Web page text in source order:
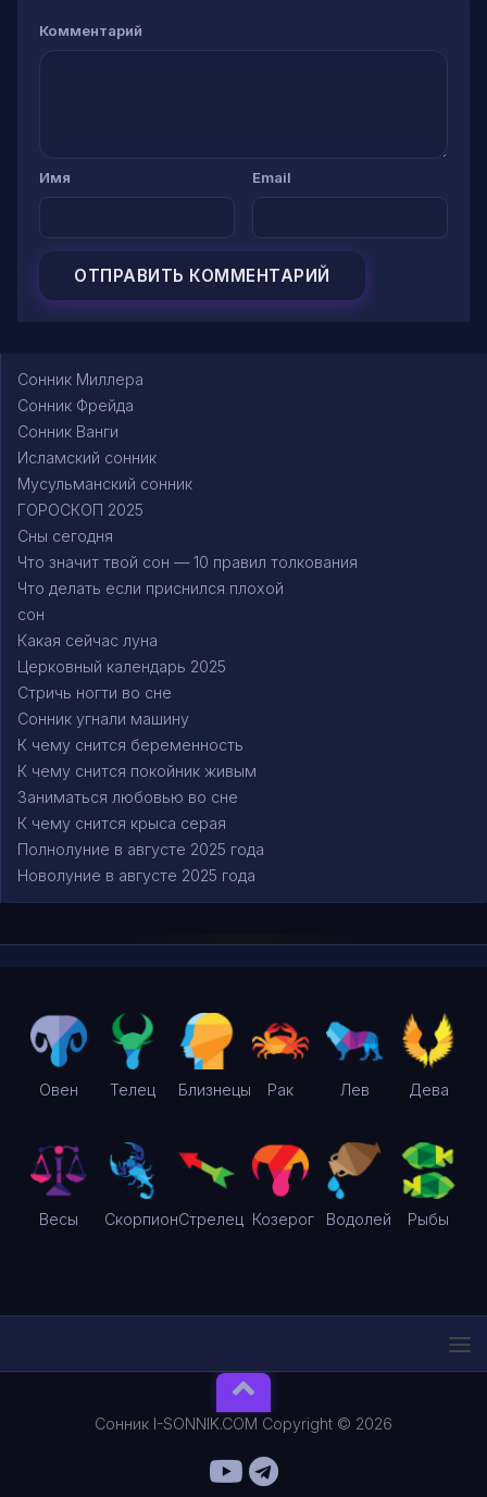
Комментарий
Имя Email
Сонник Миллера
Сонник Фрейда
Сонник Ванги
Исламский сонник
Мусульманский сонник
ГОРОСКОП 2025
Сны сегодня
Что значит твой сон — 10 правил толкования
Что делать если приснился плохой
сон
Какая сейчас луна
Церковный календарь 2025
Стричь ногти во сне
Сонник угнали машину
К чему снится беременность
К чему снится покойник живым
Заниматься любовью во сне
К чему снится крыса серая
Полнолуние в августе 2025 года
Новолуние в августе 2025 года
Овен Телец Близнецы Рак Лев Дева
Весы СкорпионСтрелец Козерог Водолей Рыбы
Сонник I-SONNIK.COM Copyright © 2026